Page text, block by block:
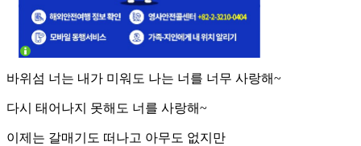
바위섬 너는 내가 미워도 나는 너를 너무 사랑해~
다시 태어나지 못해도 너를 사랑해~
이제는 갈매기도 떠나고 아무도 없지만